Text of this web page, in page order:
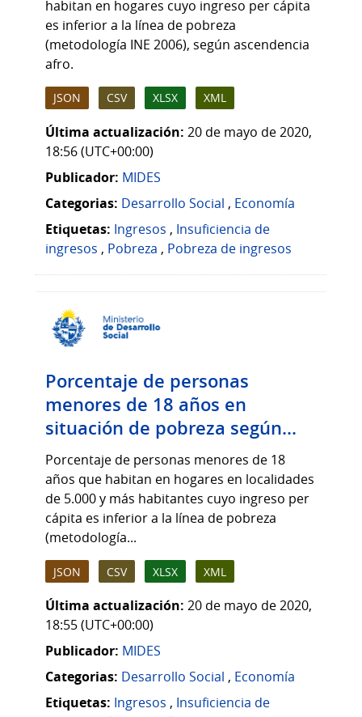
habitan en hogares cuyo ingreso per cápita
es inferior a la línea de pobreza
(metodología INE 2006), según ascendencia
afro.
JSON CSV XLSX XML
Última actualización: 20 de mayo de 2020,
18:56 (UTC+00:00)
Publicador: MIDES
Categorias: Desarrollo Social , Economía
Etiquetas: Ingresos , Insuficiencia de
ingresos , Pobreza , Pobreza de ingresos
Porcentaje de personas
menores de 18 años en
situación de pobreza según...
Porcentaje de personas menores de 18
años que habitan en hogares en localidades
de 5.000 y más habitantes cuyo ingreso per
cápita es inferior a la línea de pobreza
(metodología...
JSON CSV XLSX XML
Última actualización: 20 de mayo de 2020,
18:55 (UTC+00:00)
Publicador: MIDES
Categorias: Desarrollo Social , Economía
Etiquetas: Ingresos , Insuficiencia de